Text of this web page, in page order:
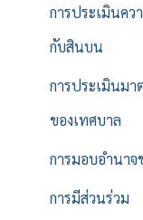
การประเมินคว
กับสินบน
การประเมินมา
ของเทศบาล
การมอบอำนา
การมีส่วนร่วม